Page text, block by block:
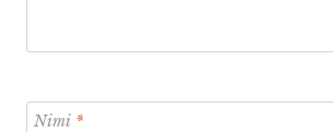
Nimi *